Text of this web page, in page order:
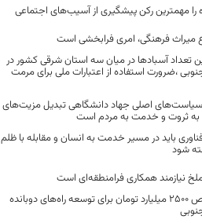
را مهمترین رکن پیشگیری از آسیب‌های اجتماعی
فرهنگی، امری فرابخشی است
تعداد آسبادها در میان سه استان شرقی کشور در
،ضرورت استفاده از اعتبارات ملی برای مرمت
سیاست‌های اصلی جهاد دانشگاهی تبدیل مزیت‌های
به ثروت و خدمت به مردم است
باید در مسیر خدمت به انسان و مقابله با ظلم
شود
نیازمند همکاری فرامنطقه‌ای است
اختصاص 2500 میلیارد تومان برای توسعه راه‌های دوبانده